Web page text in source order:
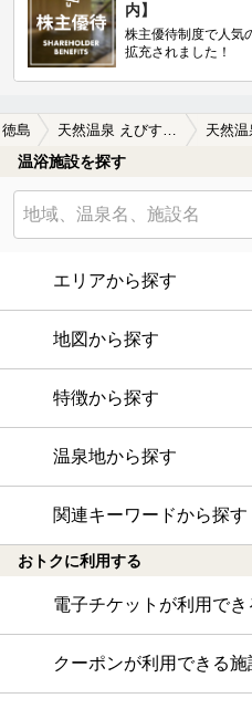
内】
株主優待制度で人気
拡充されました！
徳島 天然温泉 えびすの湯
温浴施設を探す
エリアから探す
地図から探す
特徴から探す
温泉地から探す
関連キーワードから探す
おトクに利用する
電子チケットが利用で
クーポンが利用できる施